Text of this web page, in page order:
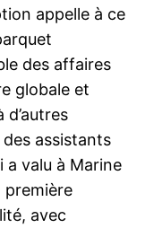
appelle à ce
des affaires
globale et
d’autres
assistants
a valu à Marine
première
avec